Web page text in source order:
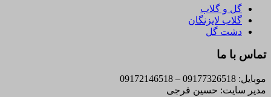
گل و گلاب
گلاب لایزنگان
دشت گل
تماس با ما
موبایل: 09177326518 – 09172146518
مدیر سایت: حسین فرجی